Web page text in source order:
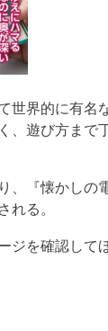
世界的に有名
、遊び方まで
、『懐かしの
れる。
を確認して